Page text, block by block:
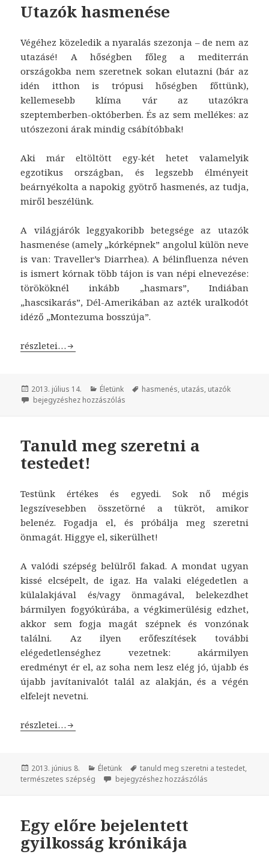
Utazók hasmenése
Végéhez közeledik a nyaralás szezonja – de nem az
utazásé! A hőségben főleg a mediterrán
országokba nem szeretnek sokan elutazni (bár az
idén itthon is trópusi hőségben főttünk),
kellemesebb klíma vár az utazókra
szeptemberben-októberben. És az sem mellékes: az
utószezoni árak mindig csábítóbbak!
Aki már eltöltött egy-két hetet valamelyik
egzotikus országban, és legszebb élményeit
beárnyékolta a napokig gyötrő hasmenés, az tudja,
miről beszélünk.
A világjárók leggyakoribb betegsége az utazók
hasmenése (amely „kórképnek” angolul külön neve
is van: Traveller’s Diarrhea). A bélinfluenza néven
is ismert kórnak több tájon is van népi elnevezése:
törököknél inkább „hasmars”, Indiában
„hascsikarás”, Dél-Amerikában az azték uralkodót
idéző „Montezuma bosszúja”.
Utazók hasmenése
részletei…
Közzétéve
2013. július 14. Kategória
Életünk Címke
hasmenés, utazás, utazók
Utazók hasmenése
bejegyzéshez hozzászólás
Tanuld meg szeretni a
testedet!
Testünk értékes és egyedi. Sok nő mégis
legszívesebben összetörné a tükröt, amikor
belenéz. Fogadja el, és próbálja meg szeretni
önmagát. Higgye el, sikerülhet!
A valódi szépség belülről fakad. A mondat ugyan
kissé elcsépelt, de igaz. Ha valaki elégedetlen a
külalakjával és/vagy önmagával, belekezdhet
bármilyen fogyókúrába, a végkimerülésig edzhet,
akkor sem fogja magát szépnek és vonzónak
találni. Az ilyen erőfeszítések további
elégedetlenséghez vezetnek: akármilyen
eredményt ér el, az soha nem lesz elég jó, újabb és
újabb javítanivalót talál az alakján, és a végén
elfelejt nevetni.
Tanuld meg szeretni a testedet!
részletei…
Közzétéve
2013. június 8. Kategória
Életünk Címke
tanuld meg szeretni a testedet,
természetes szépség
Tanuld meg szeretni a testedet!
bejegyzéshez hozzászólás
Egy előre bejelentett
gyilkosság krónikája